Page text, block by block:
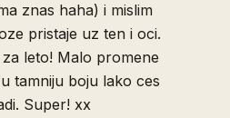
znas haha) i mislim
pristaje uz ten i oci.
leto! Malo promene
tamniju boju lako ces
Super! xx